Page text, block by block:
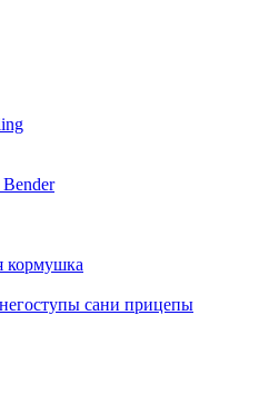
кормушка
сани прицепы